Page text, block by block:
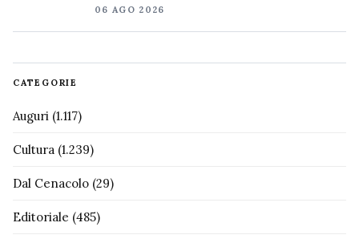
06 AGO 2026
CATEGORIE
Auguri (1.117)
Cultura (1.239)
Dal Cenacolo (29)
Editoriale (485)